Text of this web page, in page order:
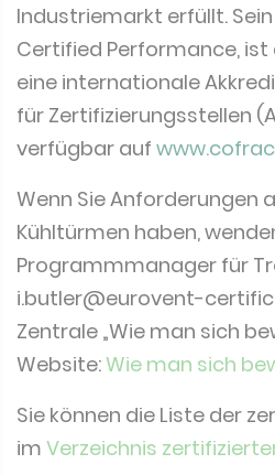
Industriemarkt erfüllt.
Certified Performance,
eine internationale
für Zertifizierungsstellen
verfügbar auf
Wenn Sie Anforderungen
Kühltürmen haben,
Programmmanager für
i.butler@eurovent-
Zentrale „Wie man sich
Website:Wie man sich
Sie können die Liste der
im Verzeichnis